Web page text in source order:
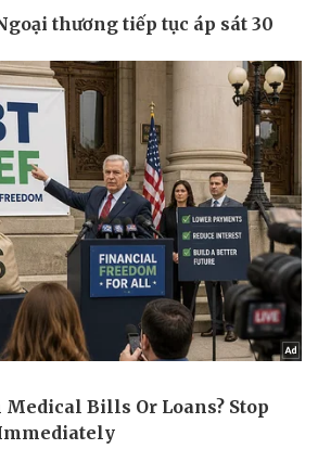
Quân sự - Quốc phòng
Vũ khí
Việt Nam
Phân tích